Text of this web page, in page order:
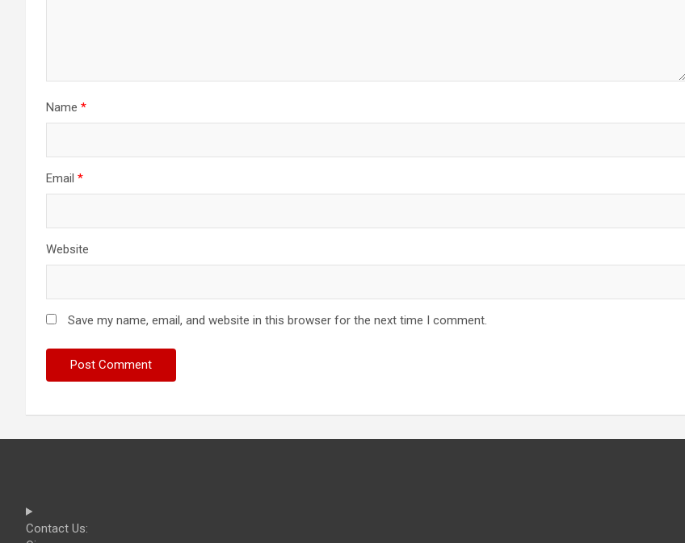
Name *
Email *
Website
Save my name, email, and website in this browser for the next time I comment.
Contact Us: